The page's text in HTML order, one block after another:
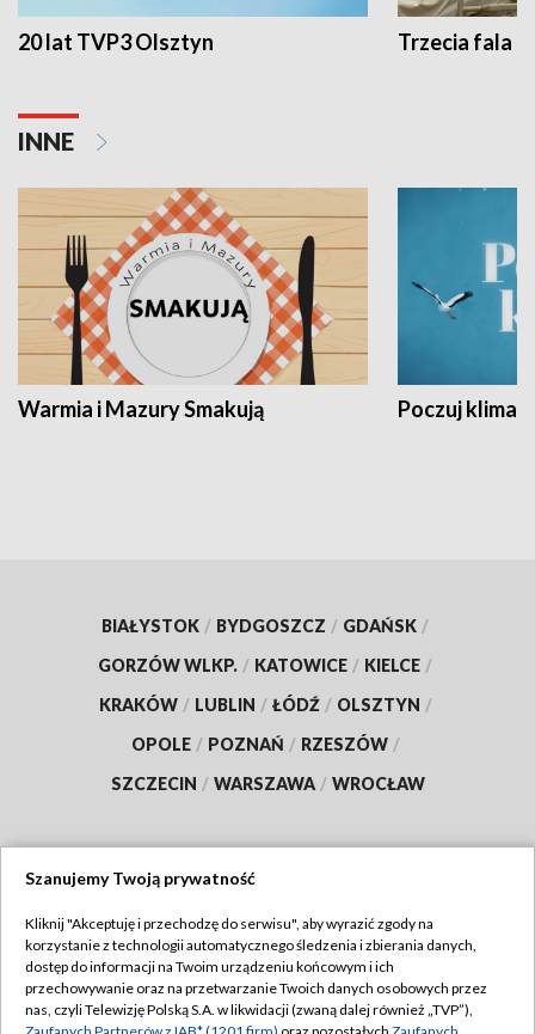
20 lat TVP3 Olsztyn Trzecia fala -
INNE
Warmia i Mazury Smakują Poczuj klimat
BIAŁYSTOK / BYDGOSZCZ / GDAŃSK /
GORZÓW WLKP. / KATOWICE / KIELCE /
KRAKÓW / LUBLIN / ŁÓDŹ / OLSZTYN /
OPOLE / POZNAŃ / RZESZÓW /
SZCZECIN / WARSZAWA / WROCŁAW
TVP
Abonament TVP
Emisja w TVP
Regulamin TVP
Szanujemy Twoją prywatność
Kliknij "Akceptuję i przechodzę do serwisu", aby wyrazić zgody na
korzystanie z technologii automatycznego śledzenia i zbierania danych,
dostęp do informacji na Twoim urządzeniu końcowym i ich
przechowywanie oraz na przetwarzanie Twoich danych osobowych przez
nas, czyli Telewizję Polską S.A. w likwidacji (zwaną dalej również „TVP”),